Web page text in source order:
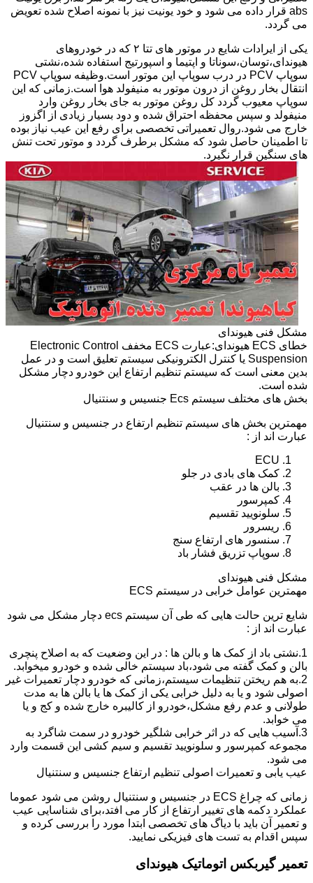
abs قرار داده می شود و خود یونیت نیز با نمونه اصلاح شده تعویض
می گردد.
یکی از ایرادات شایع در موتور های تتا ۲ که در خودروهای
هیوندای،توسان،سوناتا و اپتیما و اسپورتیج استفاده شده،نشتی
سوپاپ PCV در درب سوپاپ این موتور است.وظیفه سوپاپ PCV
انتقال بخار روغن از درون موتور به منیفولد هوا است.زمانی که این
سوپاپ معیوب گردد کل روغن موتور به جای بخار روغن وارد
منیفولد و سپس محفظه احتراق شده و دود بسیار زیادی از اگزوز
خارج می شود.روال تعمیراتی تخصصی برای رفع این عیب نیاز بوده
تا اطمینان حاصل شود که مشکل برطرف گردد و موتور تحت تنش
های سنگین قرار نگیرد.
مشکل فنی هیوندای
خطای ECS هیوندای:عبارت ECS مخفف Electronic Control
Suspension یا کنترل الکترونیکی سیستم تعلیق است و در عمل
بدین معنی است که سیستم تنظیم ارتفاع این خودرو دچار مشکل
شده است.
بخش های مختلف سیستم Ecs جنسیس و سنتنیال
مهمترین بخش های سیستم تنظیم ارتفاع در جنسیس و سنتنیال
عبارت اند از :
ECU
کمک های بادی در جلو
بالن ها در عقب
کمپرسور
سلونویید تقسیم
ریسرور
سنسور های ارتفاع سنج
سوپاپ تزریق فشار باد
مشکل فنی هیوندای
مهمترین عوامل خرابی در سیستم ECS
شایع ترین حالت هایی که طی آن سیستم ecs دچار مشکل می شود
عبارت اند از :
1.نشتی باد از کمک ها و بالن ها : در این وضعیت که به اصلاح پنچری
بالن و کمک گفته می شود،باد سیستم خالی شده و خودرو میخوابد.
2.به هم ریختن تنظیمات سیستم،زمانی که خودرو دچار تعمیرات غیر
اصولی شود و یا به دلیل خرابی یکی از کمک ها یا بالن ها به مدت
طولانی و عدم رفع مشکل،خودرو از کالیبره خارج شده و کج و یا
می خوابد.
3.آسیب هایی که در اثر خرابی شلگیر خودرو در سمت شاگرد به
مجموعه کمپرسور و سلونویید تقسیم و سیم کشی این قسمت وارد
می شود.
عیب یابی و تعمیرات اصولی تنظیم ارتفاع جنسیس و سنتنیال
زمانی که چراغ ECS در جنسیس و سنتنیال روشن می شود عموما
عملکرد دکمه های تغییر ارتفاع از کار می افتد،برای شناسایی عیب
و تعمیر آن باید با دیاگ های تخصصی ابتدا مورد را بررسی کرده و
سپس اقدام به تست های فیزیکی نمایید.
تعمیر گیربکس اتوماتیک هیوندای